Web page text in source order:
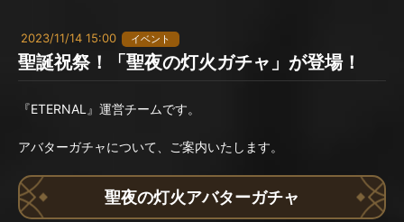
2023/11/14 15:00 イベント
聖誕祝祭！「聖夜の灯火ガチャ」が登場！
『ETERNAL』運営チームです。
アバターガチャについて、ご案内いたします。
聖夜の灯火アバターガチャ